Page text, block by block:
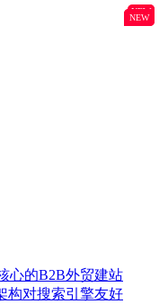
B2B
心的B2B外贸建站
构对搜索引擎友好
NEW
NEW
NEW